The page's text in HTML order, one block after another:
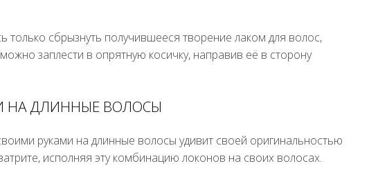
только сбрызнуть получившееся творение лаком для волос,
заплести в опрятную косичку, направив её в сторону
НА ДЛИННЫЕ ВОЛОСЫ
руками на длинные волосы удивит своей оригинальностью
исполняя эту комбинацию локонов на своих волосах.